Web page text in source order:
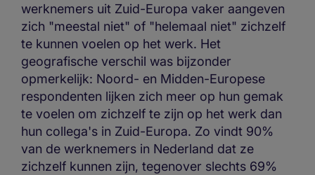
werknemers uit Zuid-Europa vaker aangeven
zich "meestal niet" of "helemaal niet" zichzelf
te kunnen voelen op het werk. Het
geografische verschil was bijzonder
opmerkelijk: Noord- en Midden-Europese
respondenten lijken zich meer op hun gemak
te voelen om zichzelf te zijn op het werk dan
hun collega's in Zuid-Europa. Zo vindt 90%
van de werknemers in Nederland dat ze
zichzelf kunnen zijn, tegenover slechts 69%